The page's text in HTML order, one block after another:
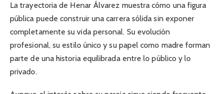
La trayectoria de Henar Álvarez muestra cómo una figura
pública puede construir una carrera sólida sin exponer
completamente su vida personal. Su evolución
profesional, su estilo único y su papel como madre forman
parte de una historia equilibrada entre lo público y lo
privado.